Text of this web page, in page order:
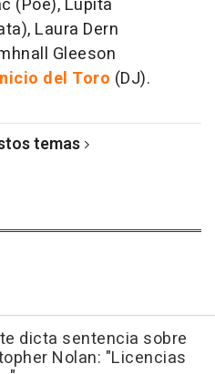
(Poe), Lupita
Laura Dern
Gleeson
del Toro (DJ).
temas
dicta sentencia sobre
Nolan: "Licencias